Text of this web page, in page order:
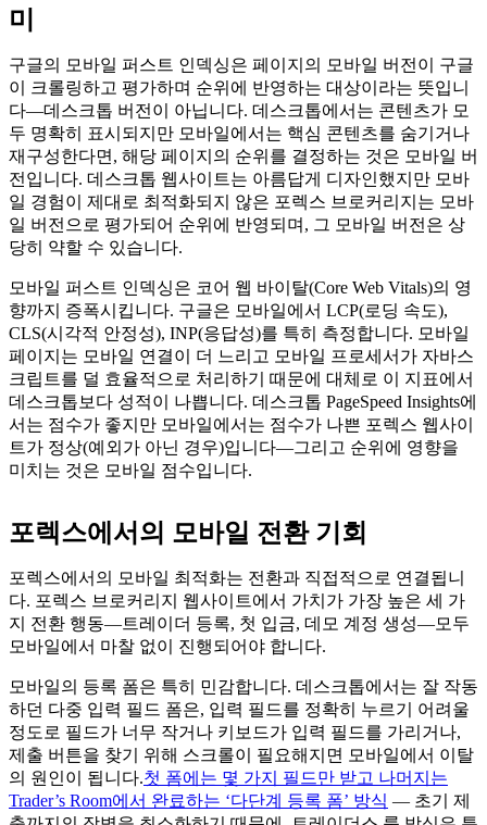
미
구글의 모바일 퍼스트 인덱싱은 페이지의 모바일 버전이 구글
이 크롤링하고 평가하며 순위에 반영하는 대상이라는 뜻입니
다—데스크톱 버전이 아닙니다. 데스크톱에서는 콘텐츠가 모
두 명확히 표시되지만 모바일에서는 핵심 콘텐츠를 숨기거나
재구성한다면, 해당 페이지의 순위를 결정하는 것은 모바일 버
전입니다. 데스크톱 웹사이트는 아름답게 디자인했지만 모바
일 경험이 제대로 최적화되지 않은 포렉스 브로커리지는 모바
일 버전으로 평가되어 순위에 반영되며, 그 모바일 버전은 상
당히 약할 수 있습니다.
모바일 퍼스트 인덱싱은 코어 웹 바이탈(Core Web Vitals)의 영
향까지 증폭시킵니다. 구글은 모바일에서 LCP(로딩 속도),
CLS(시각적 안정성), INP(응답성)를 특히 측정합니다. 모바일
페이지는 모바일 연결이 더 느리고 모바일 프로세서가 자바스
크립트를 덜 효율적으로 처리하기 때문에 대체로 이 지표에서
데스크톱보다 성적이 나쁩니다. 데스크톱 PageSpeed Insights에
서는 점수가 좋지만 모바일에서는 점수가 나쁜 포렉스 웹사이
트가 정상(예외가 아닌 경우)입니다—그리고 순위에 영향을
미치는 것은 모바일 점수입니다.
포렉스에서의 모바일 전환 기회
포렉스에서의 모바일 최적화는 전환과 직접적으로 연결됩니
다. 포렉스 브로커리지 웹사이트에서 가치가 가장 높은 세 가
지 전환 행동—트레이더 등록, 첫 입금, 데모 계정 생성—모두
모바일에서 마찰 없이 진행되어야 합니다.
모바일의 등록 폼은 특히 민감합니다. 데스크톱에서는 잘 작동
하던 다중 입력 필드 폼은, 입력 필드를 정확히 누르기 어려울
정도로 필드가 너무 작거나 키보드가 입력 필드를 가리거나,
제출 버튼을 찾기 위해 스크롤이 필요해지면 모바일에서 이탈
의 원인이 됩니다.첫 폼에는 몇 가지 필드만 받고 나머지는
Trader’s Room에서 완료하는 ‘다단계 등록 폼’ 방식 — 초기 제